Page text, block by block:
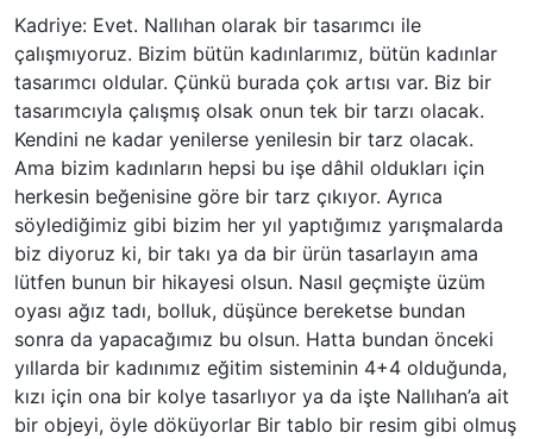
Kadriye: Evet. Nallıhan olarak bir tasarımcı ile
çalışmıyoruz. Bizim bütün kadınlarımız, bütün kadınlar
tasarımcı oldular. Çünkü burada çok artısı var. Biz bir
tasarımcıyla çalışmış olsak onun tek bir tarzı olacak.
Kendini ne kadar yenilerse yenilesin bir tarz olacak.
Ama bizim kadınların hepsi bu işe dâhil oldukları için
herkesin beğenisine göre bir tarz çıkıyor. Ayrıca
söylediğimiz gibi bizim her yıl yaptığımız yarışmalarda
biz diyoruz ki, bir takı ya da bir ürün tasarlayın ama
lütfen bunun bir hikayesi olsun. Nasıl geçmişte üzüm
oyası ağız tadı, bolluk, düşünce bereketse bundan
sonra da yapacağımız bu olsun. Hatta bundan önceki
yıllarda bir kadınımız eğitim sisteminin 4+4 olduğunda,
kızı için ona bir kolye tasarlıyor ya da işte Nallıhan’a ait
bir objeyi, öyle döküyorlar Bir tablo bir resim gibi olmuş